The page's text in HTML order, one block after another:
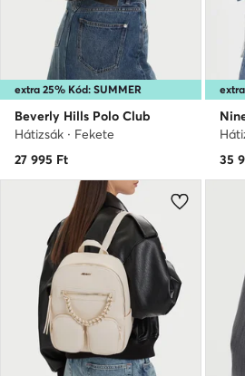
extra 25% Kód: SUMMER
Beverly Hills Polo Club
Hátizsák · Fekete
27 995 Ft
35